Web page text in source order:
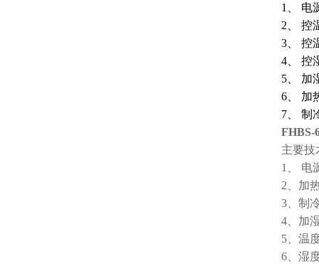
1
、
2 、
3 、
4 、
5 、
6 、
7 、
FHBS-
主要技
1、 电
2、加
3、制
4、加
5、温
6、湿